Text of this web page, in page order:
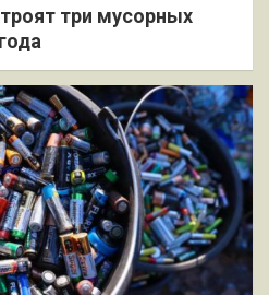
три мусорных